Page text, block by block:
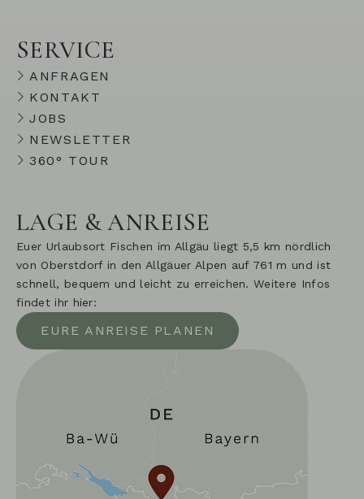
SERVICE
ANFRAGEN
KONTAKT
JOBS
NEWSLETTER
360° TOUR
LAGE & ANREISE
Euer Urlaubsort Fischen im Allgäu liegt 5,5 km nördlich
von Oberstdorf in den Allgäuer Alpen auf 761 m und ist
schnell, bequem und leicht zu erreichen. Weitere Infos
findet ihr hier:
EURE ANREISE PLANEN